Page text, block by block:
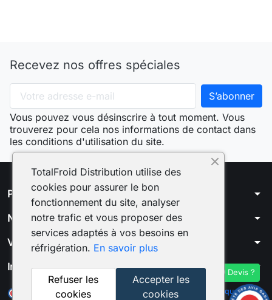
Recevez nos offres spéciales
Vous pouvez vous désinscrire à tout moment. Vous
trouverez pour cela nos informations de contact dans
les conditions d'utilisation du site.
Produits arrow_drop_down
Notre société arrow_drop_down
Votre compte arrow_drop_down
Informations arrow_drop_down
Marchand approuvé par la Société des Avis Garantis,
cliquez ici
Devis ?
TotalFroid Distribution utilise des
cookies pour assurer le bon
fonctionnement du site, analyser
notre trafic et vous proposer des
services adaptés à vos besoins en
réfrigération. En savoir plus
Accepter les
cookies
Refuser les
cookies